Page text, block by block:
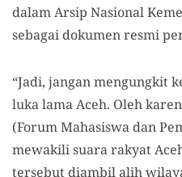
dalam Arsip Nasional
sebagai dokumen resmi
“Jadi, jangan mengungkit
luka lama Aceh. Oleh
(Forum Mahasiswa dan
mewakili suara rakyat
tersebut diambil alih